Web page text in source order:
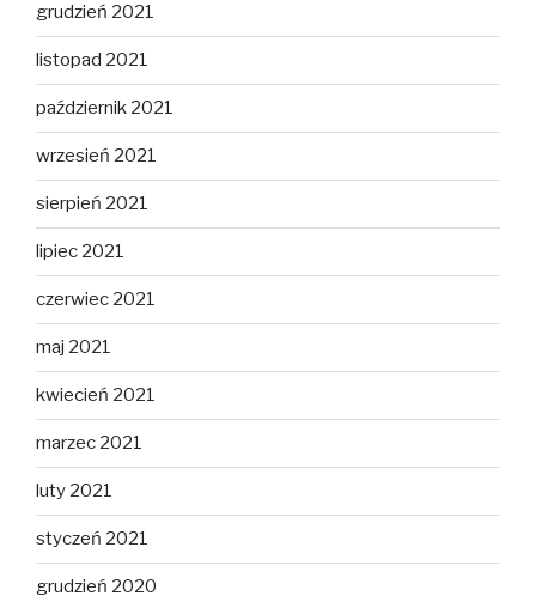
grudzień 2021
listopad 2021
październik 2021
wrzesień 2021
sierpień 2021
lipiec 2021
czerwiec 2021
maj 2021
kwiecień 2021
marzec 2021
luty 2021
styczeń 2021
grudzień 2020